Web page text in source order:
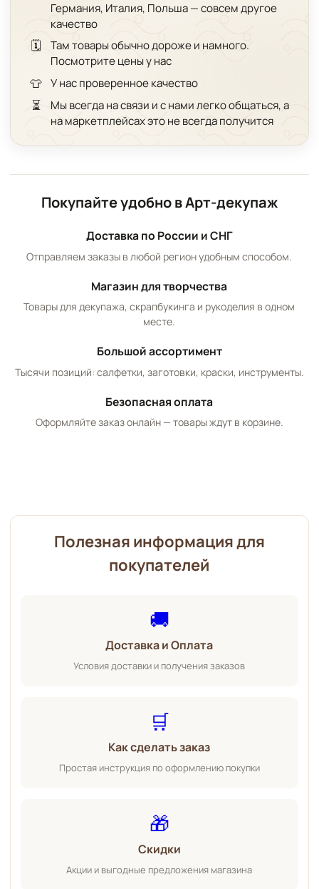
Германия, Италия, Польша — совсем другое
качество
🗓️
Там товары обычно дороже и намного.
Посмотрите цены у нас
👕 У нас проверенное качество
⏳
Мы всегда на связи и с нами легко общаться, а
на маркетплейсах это не всегда получится
Покупайте удобно в Арт-декупаж
Доставка по России и СНГ
Отправляем заказы в любой регион удобным способом.
Магазин для творчества
Товары для декупажа, скрапбукинга и рукоделия в одном
месте.
Большой ассортимент
Тысячи позиций: салфетки, заготовки, краски, инструменты.
Безопасная оплата
Оформляйте заказ онлайн — товары ждут в корзине.
Полезная информация для
покупателей
🚚
Доставка и Оплата
Условия доставки и получения заказов
🛒
Как сделать заказ
Простая инструкция по оформлению покупки
🎁
Скидки
Акции и выгодные предложения магазина